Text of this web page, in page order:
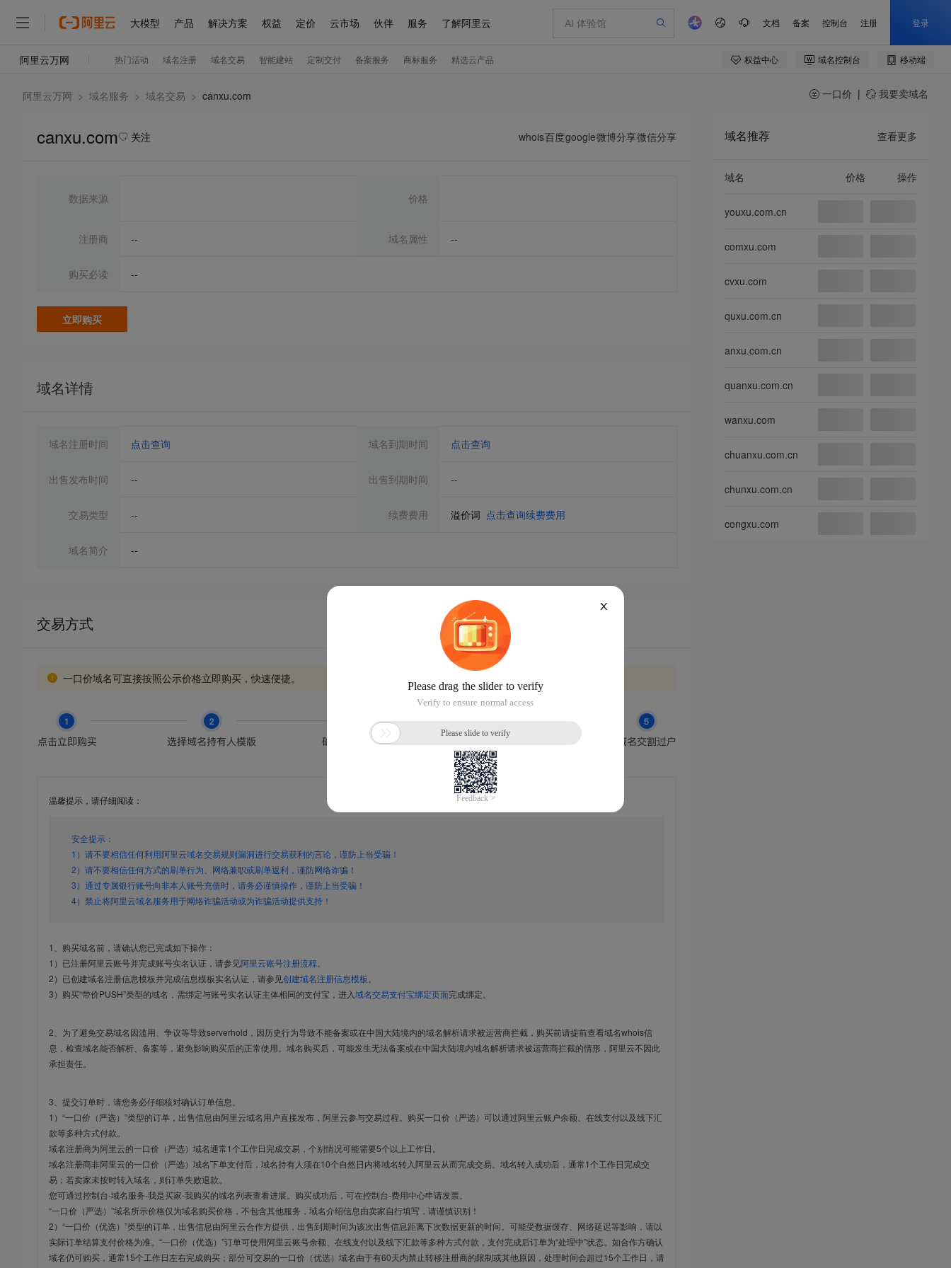
阿里云万网 > 域名服务 > 域名交易 > canxu.com 一口价 | 我要卖域名
canxu.com 关注 whois百度google微博分享微信分享
数据来源 价格
注册商 -- 域名属性 --
购买必读 --
立即购买
域名详情
域名注册时间 点击查询 域名到期时间 点击查询
出售发布时间 -- 出售到期时间 --
交易类型 -- 续费费用 溢价词 点击查询续费费用
域名简介 --
交易方式
一口价域名可直接按照公示价格立即购买，快速便捷。
温馨提示，请仔细阅读：
安全提示：
1）请不要相信任何利用阿里云域名交易规则漏洞进行交易获利的言论，谨防上当受骗！
2）请不要相信任何方式的刷单行为、网络兼职或刷单返利，谨防网络诈骗！
3）通过专属银行账号向非本人账号充值时，请务必谨慎操作，谨防上当受骗！
4）禁止将阿里云域名服务用于网络诈骗活动或为诈骗活动提供支持！
1、购买域名前，请确认您已完成如下操作：
1）已注册阿里云账号并完成账号实名认证，请参见阿里云账号注册流程
2）已创建域名注册信息模板并完成信息模板实名认证，请参见创建域名注册信息模板
3）购买“带价PUSH”类型的域名，需绑定与账号实名认证主体相同的支付宝，进入域名交易支付宝绑定页面完成绑定。
2、为了避免交易域名因滥用、争议等导致serverhold，因历史行为导致不能备案或在中国大陆境内的域名解析请求被运营商拦截，购买前请提前查看域名whois信
息，检查域名能否解析、备案等，避免影响购买后的正常使用。域名购买后，可能发生无法备案或在中国大陆境内域名解析请求被运营商拦截的情形，阿里云不因此
承担责任。
3、提交订单时，请您务必仔细核对确认订单信息。
1）“一口价（严选）”类型的订单，出售信息由阿里云域名用户直接发布，阿里云参与交易过程。购买一口价（严选）可以通过阿里云账户余额、在线支付以及线下汇
款等多种方式付款。
域名注册商为阿里云的一口价（严选）域名通常1个工作日完成交易，个别情况可能需要5个以上工作日。
域名注册商非阿里云的一口价（严选）域名下单支付后，域名持有人须在10个自然日内将域名转入阿里云从而完成交易。域名转入成功后，通常1个工作日完成交
易；若卖家未按时转入域名，则订单失败退款。
您可通过控制台-域名服务-我是买家-我购买的域名列表查看进展。购买成功后，可在控制台-费用中心申请发票。
“一口价（严选）”域名所示价格仅为域名购买价格，不包含其他服务，域名介绍信息由卖家自行填写，请谨慎识别！
2）“一口价（优选）”类型的订单，出售信息由阿里云合作方提供，出售到期时间为该次出售信息距离下次数据更新的时间。可能受数据缓存、网络延迟等影响，请以
实际订单结算支付价格为准。“一口价（优选）”订单可使用阿里云账号余额、在线支付以及线下汇款等多种方式付款，支付完成后订单为“处理中”状态。如合作方确认
域名仍可购买，通常15个工作日左右完成购买；部分可交易的一口价（优选）域名由于有60天内禁止转移注册商的限制或其他原因，处理时间会超过15个工作日，请
域名推荐 查看更多
域名 价格 操作
youxu.com.cn
comxu.com
cvxu.com
quxu.com.cn
anxu.com.cn
quanxu.com.cn
wanxu.com
chuanxu.com.cn
chunxu.com.cn
congxu.com
X